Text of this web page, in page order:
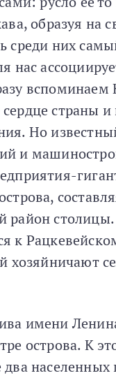
образуя нa
среди них
нас
страны и
Но
и
район
к
хозяйничают
имени
острова. К